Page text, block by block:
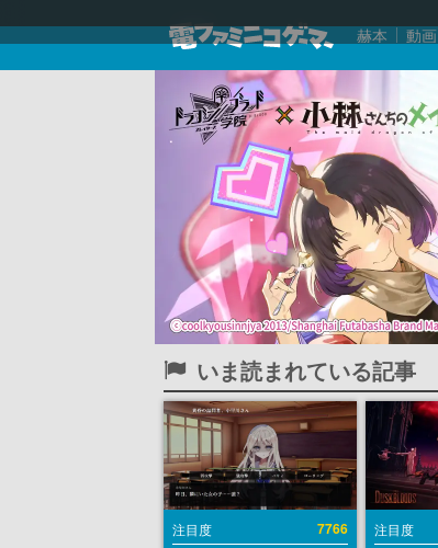
赫本 動画
いま読まれている記事
注目度 7766 注目度